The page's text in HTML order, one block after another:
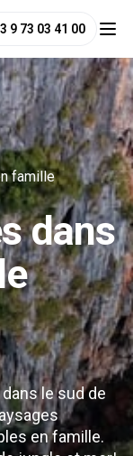
9 73 03 41 00
famille
dans
le sud de
en famille.